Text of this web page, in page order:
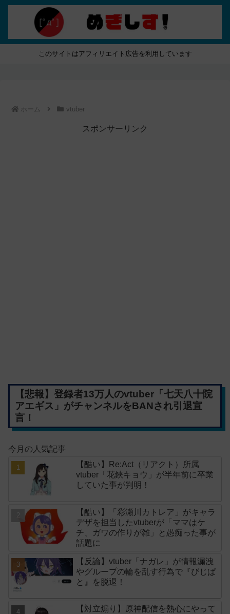
このサイトはアフィリエイト広告を利用しています
ホーム vtuber
スポンサーリンク
【悲報】登録者13万人のvtuber「七天八十院
アエギス」がチャンネルをBANされ引退宣
言！
今月の人気記事
【酷い】Re:Act（リアクト）所属
vtuber「花鋏キョウ」が半年前に卒業
していた事が判明！
【酷い】「彩瀬川カトレア」がキャラ
デザを担当したvtuberが「ママはケ
チ、ガワの作りが雑」と愚痴った事が
話題に
【反論】vtuber「ナガレ」が情報漏洩
やグループの輪を乱す行為で『びじぱ
と』を脱退！
【対立煽り】原神配信を熱心にやって